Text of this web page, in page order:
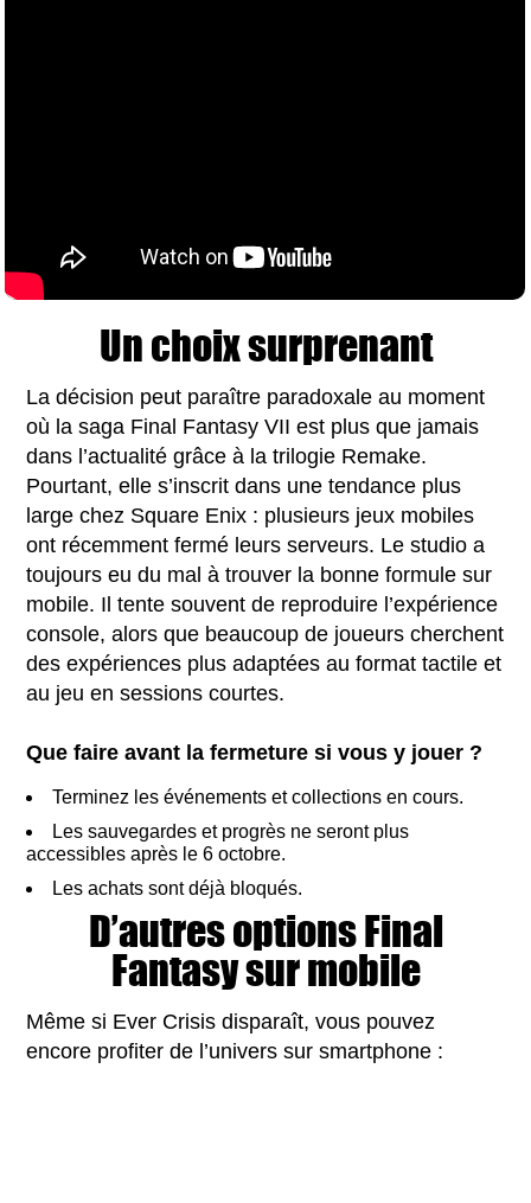
Un choix surprenant
La décision peut paraître paradoxale au moment
où la saga Final Fantasy VII est plus que jamais
dans l’actualité grâce à la trilogie Remake.
Pourtant, elle s’inscrit dans une tendance plus
large chez Square Enix : plusieurs jeux mobiles
ont récemment fermé leurs serveurs. Le studio a
toujours eu du mal à trouver la bonne formule sur
mobile. Il tente souvent de reproduire l’expérience
console, alors que beaucoup de joueurs cherchent
des expériences plus adaptées au format tactile et
au jeu en sessions courtes.
Que faire avant la fermeture si vous y jouer ?
Terminez les événements et collections en cours.
Les sauvegardes et progrès ne seront plus
accessibles après le 6 octobre.
Les achats sont déjà bloqués.
D’autres options Final
Fantasy sur mobile
Même si Ever Crisis disparaît, vous pouvez
encore profiter de l’univers sur smartphone :